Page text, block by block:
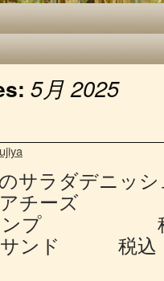
5月 2025
サラダデニ
レアチー
リンプ 税
ーサンド 税